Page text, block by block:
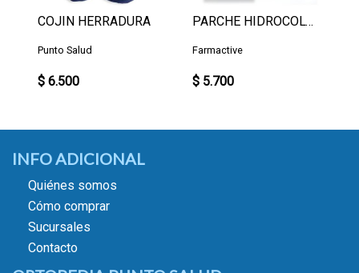
COJIN HERRADURA
Punto Salud
$ 6.500
PARCHE HIDROCOLOIDE Un
Farmactive
$ 5.700
INFO ADICIONAL
Quiénes somos
Cómo comprar
Sucursales
Contacto